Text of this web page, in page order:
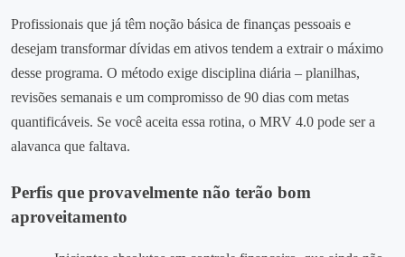
Profissionais que já têm noção básica de finanças pessoais e
desejam transformar dívidas em ativos tendem a extrair o máximo
desse programa. O método exige disciplina diária – planilhas,
revisões semanais e um compromisso de 90 dias com metas
quantificáveis. Se você aceita essa rotina, o MRV 4.0 pode ser a
alavanca que faltava.
Perfis que provavelmente não terão bom
aproveitamento